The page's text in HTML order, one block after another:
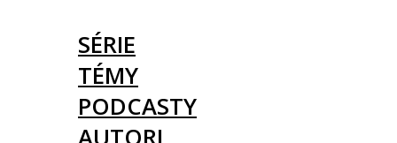
SÉRIE
TÉMY
PODCASTY